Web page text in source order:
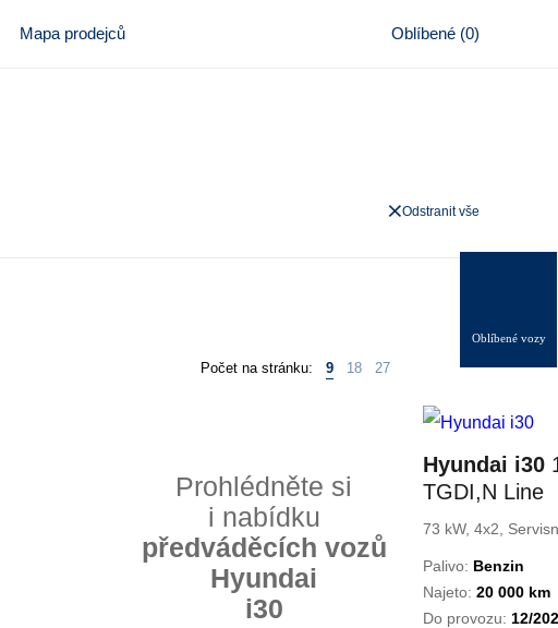
Mapa prodejců Oblíbené (0)
Oblíbené vozy
Odstranit vše
Počet na stránku: 9 18 27
Prohlédněte si
i nabídku
předváděcích vozů
Hyundai
i30
Hyundai i30
TGDI,N Line
73 kW, 4x2,
Palivo: Benzin
Najeto: 20 000 km
Do provozu: 12/